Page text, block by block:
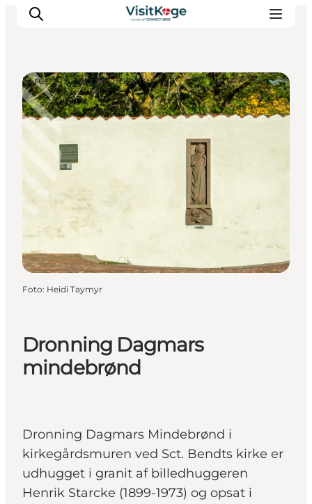
Sommerferie
Oplevelser
Kano
Det sker
Spisesteder
Overnatning
Outdoor
Dronning Dagmars
mindebrønd
Dronning Dagmars Mindebrønd i
kirkegårdsmuren ved Sct. Bendts kirke er
udhugget i granit af billedhuggeren
Henrik Starcke (1899-1973) og opsat i
Street art og skulpturer
Foto: Heidi Taymyr